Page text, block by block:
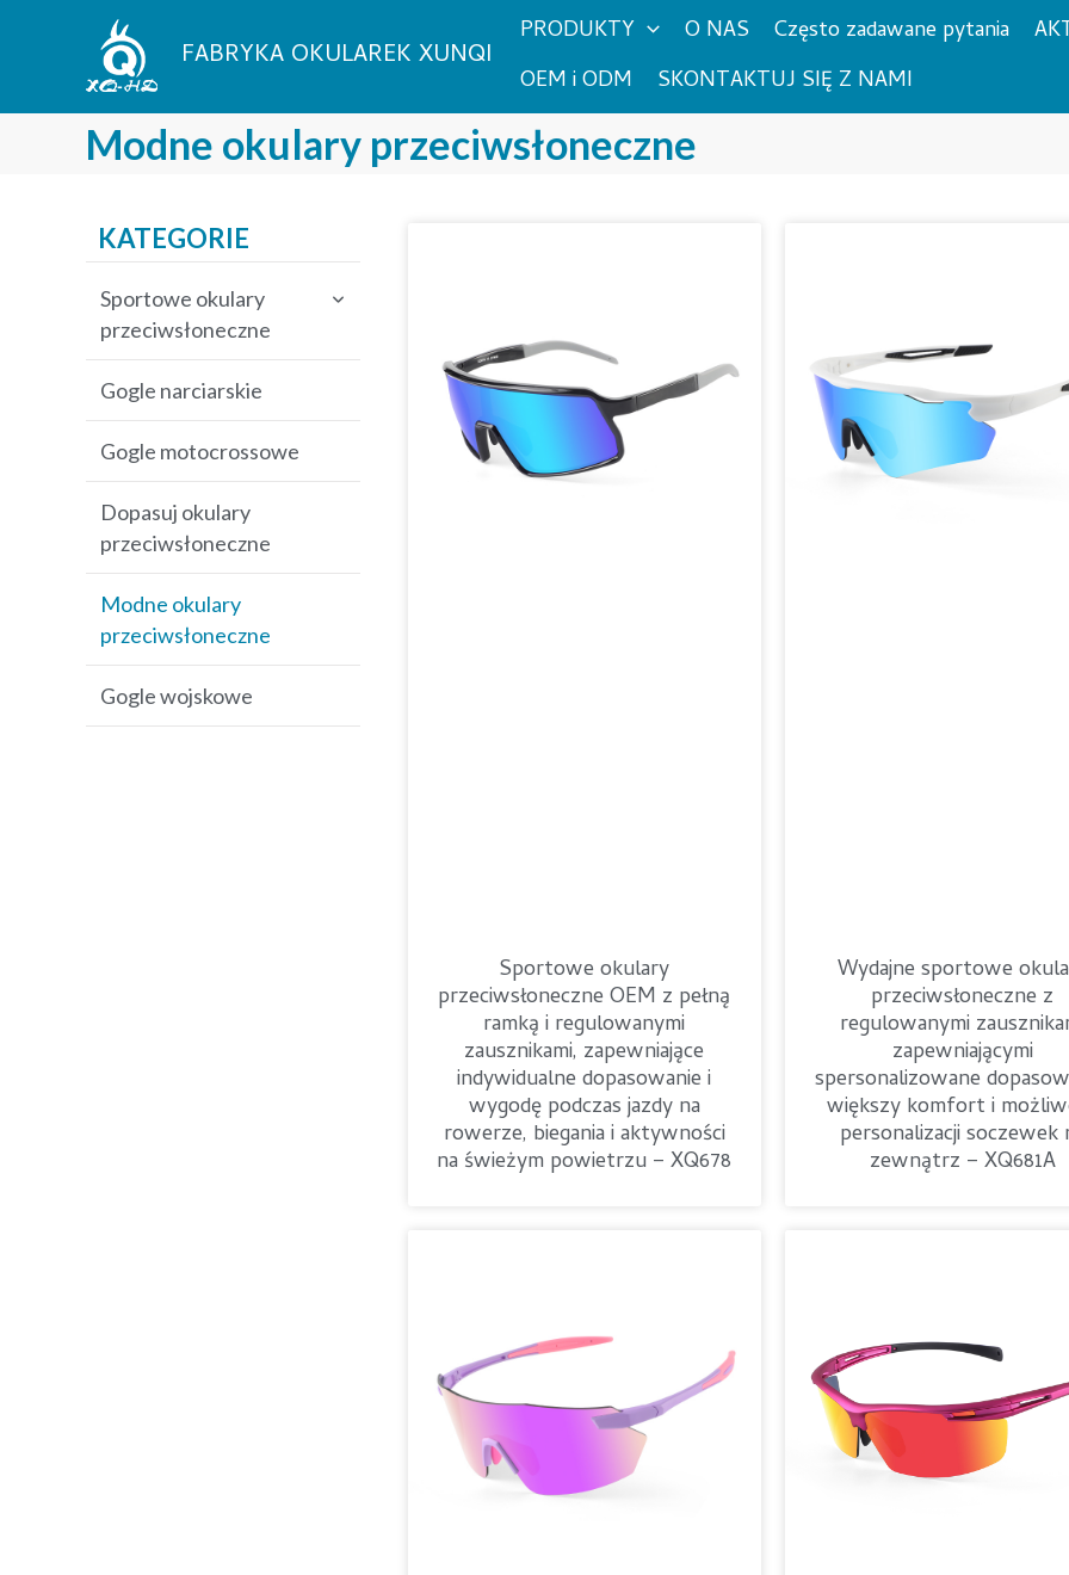
FABRYKA OKULAREK XUNQI
PRODUKTY O NAS Często zadawane pytania
OEM i ODM
SKONTAKTUJ SIĘ Z NAMI
Modne okulary przeciwsłoneczne
KATEGORIE
Sportowe okulary
przeciwsłoneczne
Okulary przeciwsłoneczne
na rower
Okulary przeciwsłoneczne
wędkarskie
Okulary baseballowe
Okulary przeciwsłoneczne
MTB
Golfowe okulary
Gogle narciarskie
Gogle motocrossowe
Dopasuj okulary
przeciwsłoneczne
Modne okulary
przeciwsłoneczne
Gogle wojskowe
Sportowe okulary
przeciwsłoneczne OEM z pełną
ramką i regulowanymi
zausznikami, zapewniające
indywidualne dopasowanie i
wygodę podczas jazdy na
rowerze, biegania i aktywności
na świeżym powietrzu – XQ678
Wydajne sportowe
przeciwsłoneczne z
regulowanymi
zapewniającymi
spersonalizowane
większy komfort i
personalizacji soczewek
zewnątrz – XQ681A